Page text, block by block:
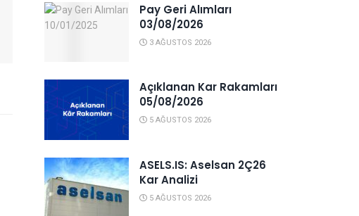
Pay Geri Alımları
03/08/2026
3 AĞUSTOS 2026
Açıklanan Kar Rakamları
05/08/2026
5 AĞUSTOS 2026
ASELS.IS: Aselsan 2Ç26
Kar Analizi
5 AĞUSTOS 2026